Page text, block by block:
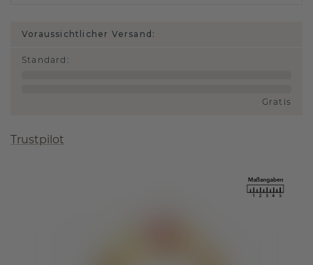
Voraussichtlicher Versand:
Standard :
Gratis
Trustpilot